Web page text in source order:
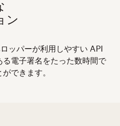
ン
ッパーが利用しやすい API
る電子署名をたった数時間で
できます。